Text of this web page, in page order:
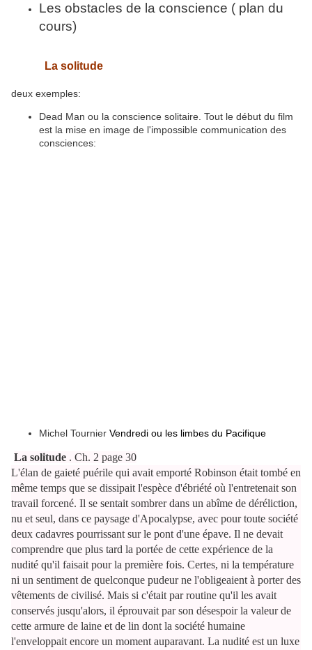
Les obstacles de la conscience ( plan du
cours)
La solitude
deux exemples:
Dead Man ou la conscience solitaire. Tout le début du film
est la mise en image de l'impossible communication des
consciences:
Michel Tournier Vendredi ou les limbes du Pacifique
La solitude . Ch. 2 page 30
L'élan de gaieté puérile qui avait emporté Robinson était tombé en
même temps que se dissipait l'espèce d'ébriété où l'entretenait son
travail forcené. Il se sentait sombrer dans un abîme de déréliction,
nu et seul, dans ce paysage d'Apocalypse, avec pour toute société
deux cadavres pourrissant sur le pont d'une épave. Il ne devait
comprendre que plus tard la portée de cette expérience de la
nudité qu'il faisait pour la première fois. Certes, ni la température
ni un sentiment de quelconque pudeur ne l'obligeaient à porter des
vêtements de civilisé. Mais si c'était par routine qu'il les avait
conservés jusqu'alors, il éprouvait par son désespoir la valeur de
cette armure de laine et de lin dont la société humaine
l'enveloppait encore un moment auparavant. La nudité est un luxe